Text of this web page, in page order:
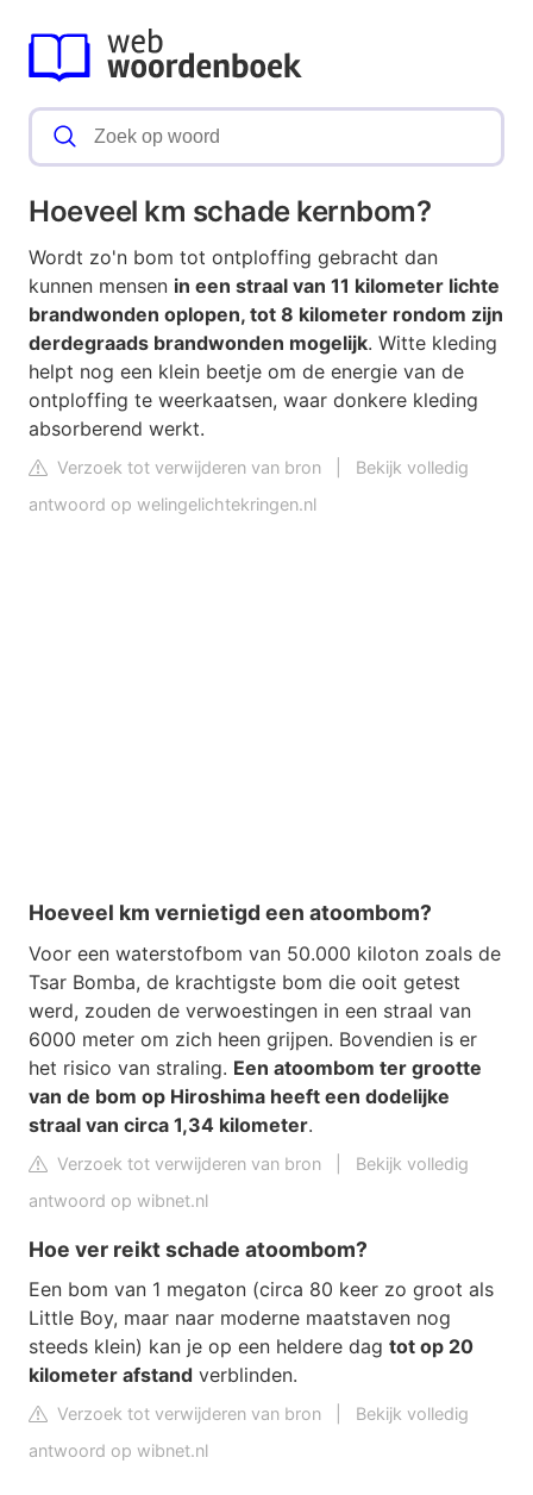
Hoeveel km schade kernbom?
Wordt zo'n bom tot ontploffing gebracht dan
kunnen mensen in een straal van 11 kilometer lichte
brandwonden oplopen, tot 8 kilometer rondom zijn
derdegraads brandwonden mogelijk. Witte kleding
helpt nog een klein beetje om de energie van de
ontploffing te weerkaatsen, waar donkere kleding
absorberend werkt.
Verzoek tot verwijderen van bron
Bekijk volledig
antwoord op welingelichtekringen.nl
Hoeveel km vernietigd een atoombom?
Voor een waterstofbom van 50.000 kiloton zoals de
Tsar Bomba, de krachtigste bom die ooit getest
werd, zouden de verwoestingen in een straal van
6000 meter om zich heen grijpen. Bovendien is er
het risico van straling. Een atoombom ter grootte
van de bom op Hiroshima heeft een dodelijke
straal van circa 1,34 kilometer.
Verzoek tot verwijderen van bron
Bekijk volledig
antwoord op wibnet.nl
Hoe ver reikt schade atoombom?
Een bom van 1 megaton (circa 80 keer zo groot als
Little Boy, maar naar moderne maatstaven nog
steeds klein) kan je op een heldere dag tot op 20
kilometer afstand verblinden.
Verzoek tot verwijderen van bron
Bekijk volledig
antwoord op wibnet.nl